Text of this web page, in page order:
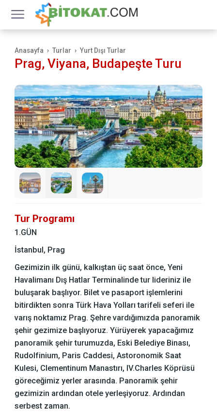
Anasayfa Turlar Yurt Dışı Turlar
Prag, Viyana, Budapeşte Turu
Tur Programı
1.GÜN
İstanbul, Prag
Gezimizin ilk günü, kalkıştan üç saat önce, Yeni
Havalimanı Dış Hatlar Terminalinde tur lideriniz ile
buluşarak başlıyor. Bilet ve pasaport işlemlerini
bitirdikten sonra Türk Hava Yolları tarifeli seferi ile
varış noktamız Prag. Şehre vardığımızda panoramik
şehir gezimize başlıyoruz. Yürüyerek yapacağımız
panoramik şehir turumuzda, Eski Belediye Binası,
Rudolfinium, Paris Caddesi, Astoronomik Saat
Kulesi, Clementinum Manastırı, IV.Charles Köprüsü
göreceğimiz yerler arasında. Panoramik şehir
gezimizin ardından otele yerleşiyoruz. Ardından
serbest zaman.